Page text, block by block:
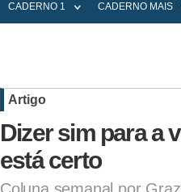
CADERNO 1 CADERNO MAIS
Artigo
Dizer sim para a
está certo